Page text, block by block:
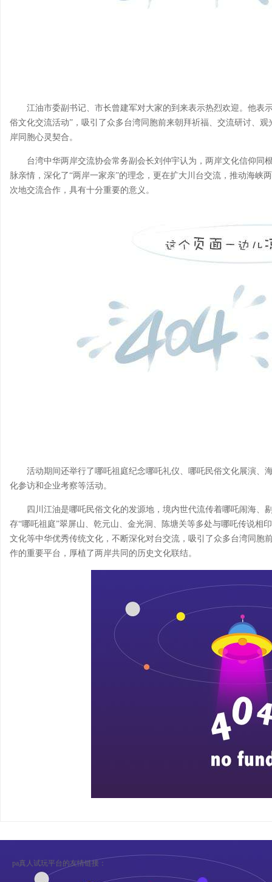
江油市委副书记、市长曾建军对大家的到来表示热烈欢迎。他表
俗文化交流活动”，吸引了众多台湾同胞前来朝拜祈福、交流研讨、
岸同胞心灵契合。
台湾中华两岸交流协会常务副会长刘仲宇认为，两岸文化信仰同
脉亲情，深化了“两岸一家亲”的理念，更在扩大川台交流，推动海峡
次地交流合作，具有十分重要的意义。
活动期间还举行了哪吒祖庭纪念哪吒礼仪、哪吒民俗文化展演、
化参访和企业考察等活动。
四川江油是哪吒民俗文化的发源地，境内世代流传着哪吒闹海、
存“哪吒祖庭”翠屏山、乾元山、金光洞、陈塘关等多处与哪吒传说相
文化等中华优秀传统文化，不断深化对台交流，吸引了众多台湾同胞
作的重要平台，厚植了两岸共同的历史文化联结。
pa真人试玩平台的友情链接：